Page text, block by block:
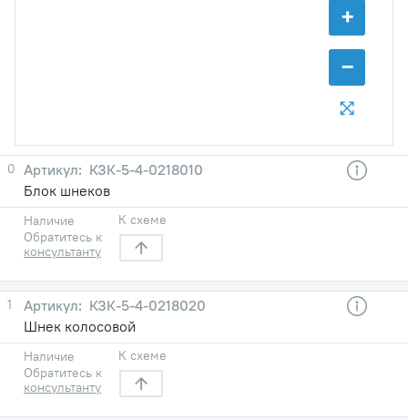
+
−
0
КЗК-5-4-0218010
Блок шнеков
Наличие
Обратитесь к
консультанту
К схеме
1
КЗК-5-4-0218020
Шнек колосовой
Наличие
Обратитесь к
консультанту
К схеме